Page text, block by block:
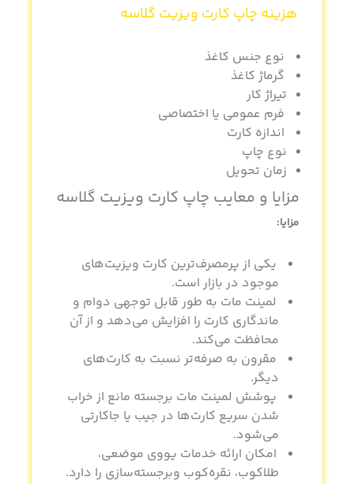
هزینه چاپ کارت ویزیت گلاسه
نوع جنس کاغذ
گرماژ کاغذ
تیراژ کار
فرم عمومی یا اختصاصی
اندازه کارت
نوع چاپ
زمان تحویل
مزایا و معایب چاپ کارت ویزیت گلاسه
مزایا:
یکی از پرمصرف‌ترین کارت ویزیت‌های
موجود در بازار است.
لمینت مات به طور قابل توجهی دوام و
ماندگاری کارت را افزایش می‌دهد و از آن
محافظت می‌کند.
مقرون به صرفه‌تر نسبت به کارت‌های
دیگر.
پوشش لمینت مات برجسته مانع از خراب
شدن سریع کارت‌ها در جیب یا جاکارتی
می‌شود.
امکان ارائه خدمات یووی موضعی،
طلاکوب، نقره‌کوب وبرجسته‌سازی را دارد.